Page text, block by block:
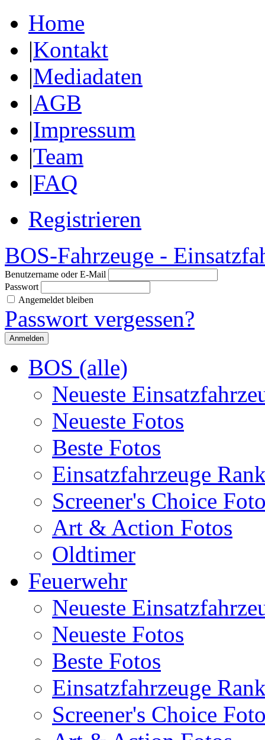
Home
|Kontakt
|Mediadaten
|AGB
|Impressum
|Team
|FAQ
Registrieren
BOS-Fahrzeuge -
Benutzername oder E-Mail
Passwort
Angemeldet bleiben
Passwort vergessen?
BOS (alle)
Neueste
Neueste Fotos
Beste Fotos
Einsatzfahrzeuge
Screener's Choice
Art & Action Fotos
Oldtimer
Feuerwehr
Neueste
Neueste Fotos
Beste Fotos
Einsatzfahrzeuge
Screener's Choice